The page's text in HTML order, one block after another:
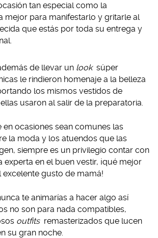
tan especial como la
mejor para manifestarlo y gritarle al
que estás por toda su entrega y
de llevar un look súper
le rindieron homenaje a la belleza
los mismos vestidos de
usaron al salir de la preparatoria.
en ocasiones sean comunes las
la moda y los atuendos que las
siempre es un privilegio contar con
experta en el buen vestir, ¡qué mejor
excelente gusto de mamá!
te animarías a hacer algo así
no son para nada compatibles,
outfits remasterizados que lucen
su gran noche.